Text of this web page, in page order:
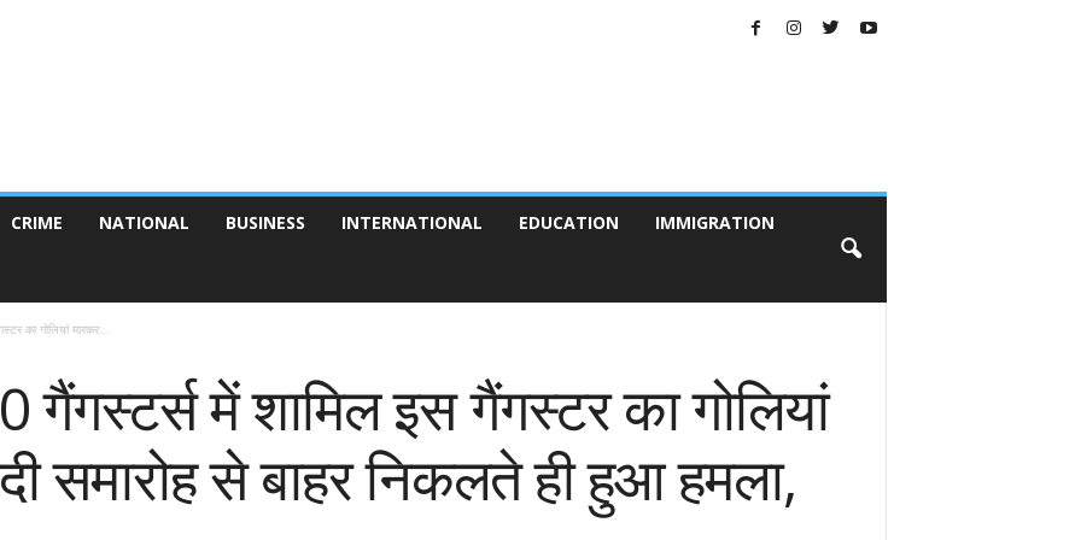
CRIME NATIONAL BUSINESS INTERNATIONAL EDUCATION IMMIGRATION
का गोलियां मारकर...
गैंगस्टर्स में शामिल इस गैंगस्टर का गोलियां
समारोह से बाहर निकलते ही हुआ हमला,